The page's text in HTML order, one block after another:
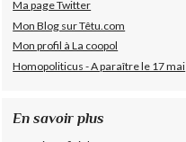
Ma page Twitter
Mon Blog sur Têtu.com
Mon profil à La coopol
Homopoliticus - A paraître le 17 mai
En savoir plus